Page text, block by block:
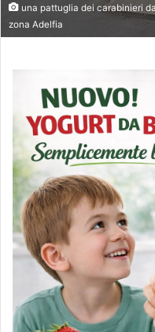
una pattuglia dei carabinieri
zona Adelfia